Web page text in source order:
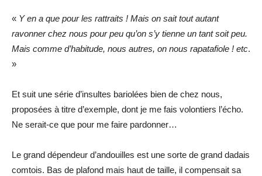
« Y en a que pour les rattraits ! Mais on sait tout autant
ravonner chez nous pour peu qu’on s’y tienne un tant soit peu.
Mais comme d’habitude, nous autres, on nous rapatafiole ! etc.
»
Et suit une série d’insultes bariolées bien de chez nous,
proposées à titre d’exemple, dont je me fais volontiers l’écho.
Ne serait-ce que pour me faire pardonner…
Le grand dépendeur d’andouilles est une sorte de grand dadais
comtois. Bas de plafond mais haut de taille, il compensait sa